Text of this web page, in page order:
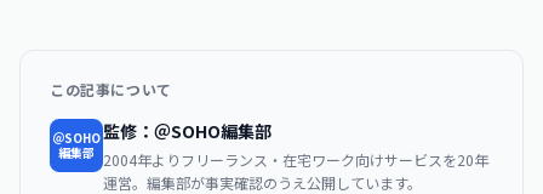
この記事について
＠SOHO
編集部
監修：＠SOHO編集部
2004年よりフリーランス・在宅ワーク向けサービスを20年
運営。編集部が事実確認のうえ公開しています。